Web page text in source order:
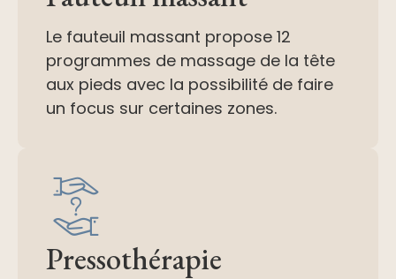
Le fauteuil massant propose 12
programmes de massage de la tête
aux pieds avec la possibilité de faire
un focus sur certaines zones.
Pressothérapie